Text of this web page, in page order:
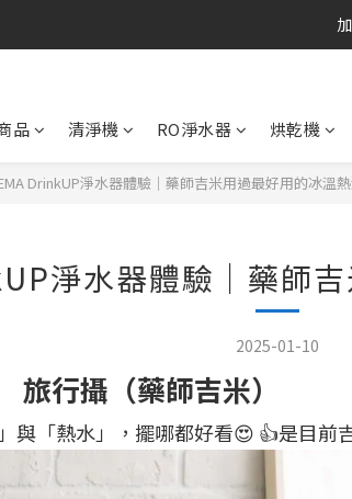
品 清淨機 RO淨水器 烘乾機
DrinkUP淨水器體驗｜藥師吉米用過最好用的冰溫
淨水器體驗｜藥師
2025-01-10
旅行攝（藥師吉米）
與「熱水」，擺哪都好看😍 👍是目前